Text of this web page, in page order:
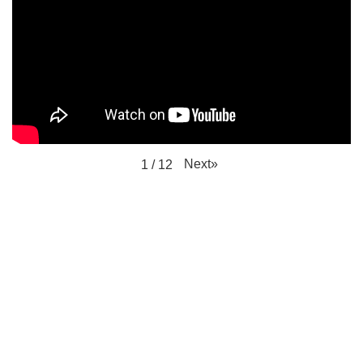
1 / 12 Next»